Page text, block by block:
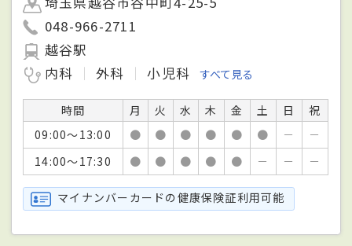
048-966-2711
越谷駅
内科
外科 小児科 すべて見る
時間 月 火 水 木 金 土 日
祝
09:00～13:00
● ● ● ● ● ● －
－
14:00～17:30
● ● ● ● ● － － －
マイナンバーカードの健康保険証利用可能